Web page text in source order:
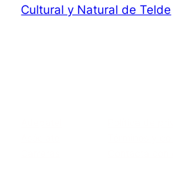
Cultural y Natural de Telde